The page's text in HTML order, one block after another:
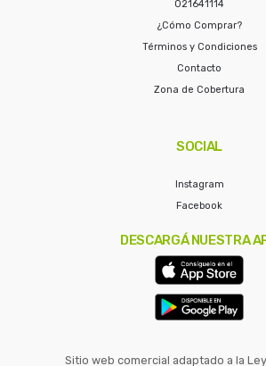
021641114
¿Cómo Comprar?
Términos y Condiciones
Contacto
Zona de Cobertura
SOCIAL
Instagram
Facebook
DESCARGÁ NUESTRA
Sitio web comercial adaptado a la